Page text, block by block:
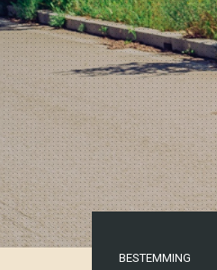
BESTEMMING